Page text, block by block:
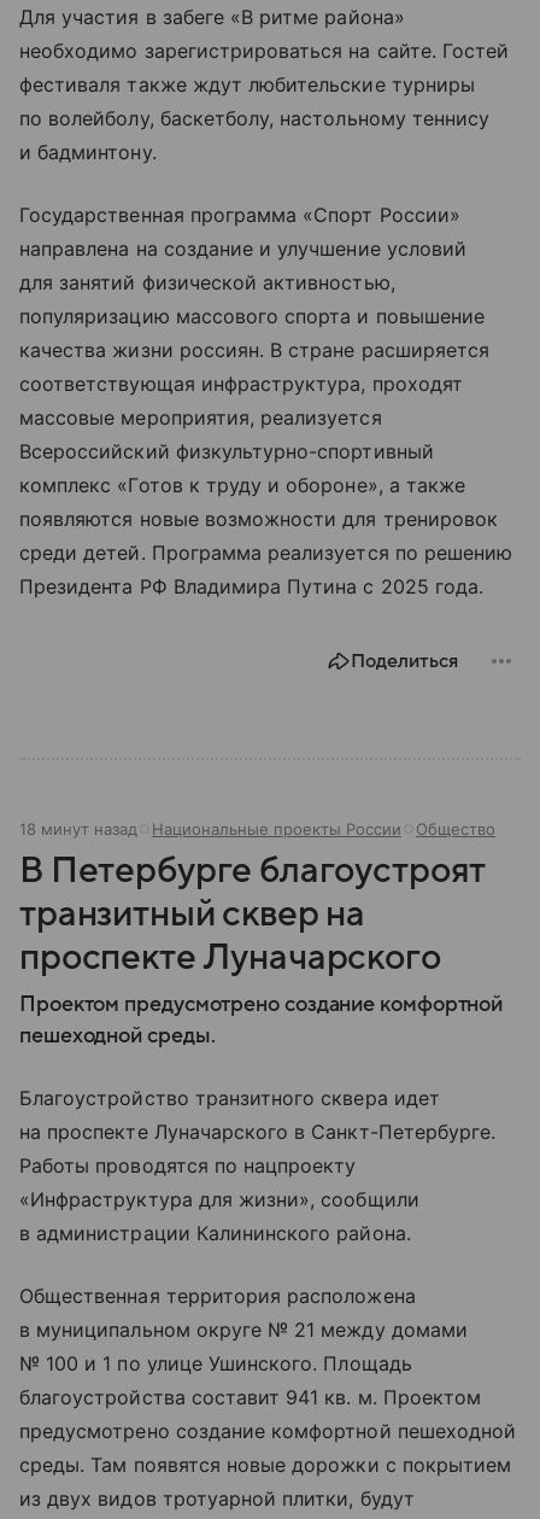
Для участия в забеге «В ритме района»
необходимо зарегистрироваться на сайте. Гостей
фестиваля также ждут любительские турниры
по волейболу, баскетболу, настольному теннису
и бадминтону.
Государственная программа «Спорт России»
направлена на создание и улучшение условий
для занятий физической активностью,
популяризацию массового спорта и повышение
качества жизни россиян. В стране расширяется
соответствующая инфраструктура, проходят
массовые мероприятия, реализуется
Всероссийский физкультурно-спортивный
комплекс «Готов к труду и обороне», а также
появляются новые возможности для тренировок
среди детей. Программа реализуется по решению
Президента РФ Владимира Путина с 2025 года.
Поделиться
18 минут назад Национальные проекты России Общество
В Петербурге благоустроят
транзитный сквер на
проспекте Луначарского
Проектом предусмотрено создание комфортной
пешеходной среды.
Благоустройство транзитного сквера идет
на проспекте Луначарского в Санкт-Петербурге.
Работы проводятся по нацпроекту
«Инфраструктура для жизни», сообщили
в администрации Калининского района.
Общественная территория расположена
в муниципальном округе № 21 между домами
№ 100 и 1 по улице Ушинского. Площадь
благоустройства составит 941 кв. м. Проектом
предусмотрено создание комфортной пешеходной
среды. Там появятся новые дорожки с покрытием
из двух видов тротуарной плитки, будут